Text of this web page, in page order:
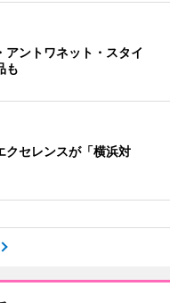
ントワネット・スタイ
も
クセレンスが「横浜対